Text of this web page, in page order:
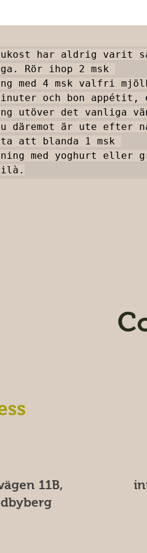
har aldrig varit
Rör ihop 2 msk
med 4 msk valfri
och bon appétit,
utöver det vanliga
däremot är ute efter
att blanda 1 msk
med yoghurt eller
11B,